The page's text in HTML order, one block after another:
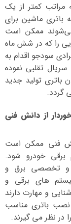
مراتب کمتر از یک
ماشین برای
می‌شوند ممکن است
را که در شش ماه
سودجو اقدام به
تقلبی نموده
تولید جدید
گردد.
از دانش فنی
فنی ممکن است
خودرو شود.
و تخصصی برق و
های برقی و
و مهارت دارند
نصب باتری مناسب
نظر می گیرند.